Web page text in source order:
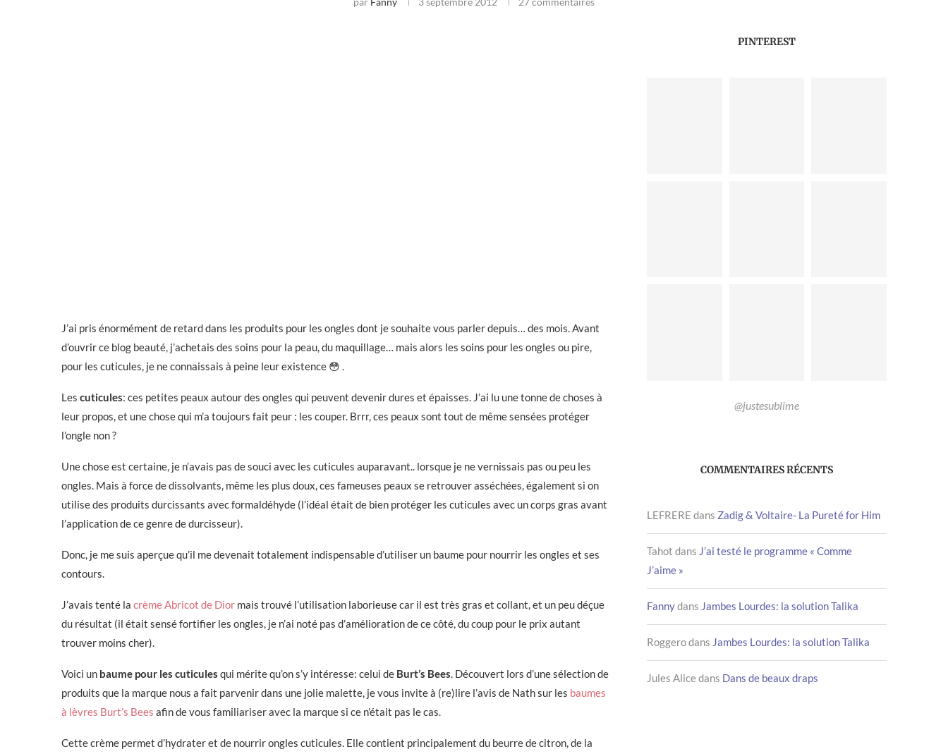
J’ai pris énormément de retard dans les produits pour les ongles dont je souhaite vous parler depuis… des mois. Avant
d’ouvrir ce blog beauté, j’achetais des soins pour la peau, du maquillage… mais alors les soins pour les ongles ou pire,
pour les cuticules, je ne connaissais à peine leur existence 😳 .
Les cuticules: ces petites peaux autour des ongles qui peuvent devenir dures et épaisses. J’ai lu une tonne de choses à
leur propos, et une chose qui m’a toujours fait peur : les couper. Brrr, ces peaux sont tout de même sensées protéger
l’ongle non ?
Une chose est certaine, je n’avais pas de souci avec les cuticules auparavant.. lorsque je ne vernissais pas ou peu les
ongles. Mais à force de dissolvants, même les plus doux, ces fameuses peaux se retrouver asséchées, également si on
utilise des produits durcissants avec formaldéhyde (l’idéal était de bien protéger les cuticules avec un corps gras avant
l’application de ce genre de durcisseur).
Donc, je me suis aperçue qu’il me devenait totalement indispensable d’utiliser un baume pour nourrir les ongles et ses
contours.
J’avais tenté la crème Abricot de Dior mais trouvé l’utilisation laborieuse car il est très gras et collant, et un peu déçue
du résultat (il était sensé fortifier les ongles, je n’ai noté pas d’amélioration de ce côté, du coup pour le prix autant
trouver moins cher).
Voici un baume pour les cuticules qui mérite qu’on s’y intéresse: celui de Burt’s Bees. Découvert lors d’une sélection de
produits que la marque nous a fait parvenir dans une jolie malette, je vous invite à (re)lire l’avis de Nath sur les baumes
à lèvres Burt’s Bees afin de vous familiariser avec la marque si ce n’était pas le cas.
Cette crème permet d’hydrater et de nourrir ongles cuticules. Elle contient principalement du beurre de citron, de la
PINTEREST
@justesublime
COMMENTAIRES RÉCENTS
LEFRERE dans Zadig & Voltaire- La Pureté for Him
Tahot dans J’ai testé le programme « Comme
J’aime »
Fannydans Jambes Lourdes: la solution Talika
Roggerodans Jambes Lourdes: la solution Talika
Jules Alicedans Dans de beaux draps